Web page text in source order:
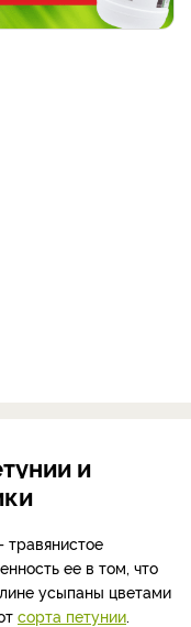
и
травянистое
ее в том, что
усыпаны цветами
сорта петунии